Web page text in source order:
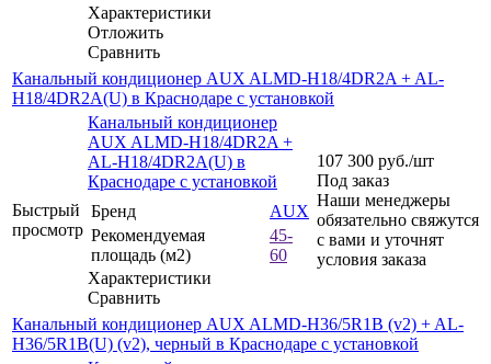
Характеристики
Отложить
Сравнить
Канальный кондиционер AUX ALMD-H18/4DR2A + AL-
H18/4DR2A(U) в Краснодаре с установкой
Быстрый
просмотр
Канальный кондиционер
AUX ALMD-H18/4DR2A +
AL-H18/4DR2A(U) в
Краснодаре с установкой
Бренд
AUX
Рекомендуемая
площадь (м2)
45-
60
Характеристики
Сравнить
107 300 руб./шт
Под заказ
Наши менеджеры
обязательно свяжутся
с вами и уточнят
условия заказа
Канальный кондиционер AUX ALMD-H36/5R1B (v2) + AL-
H36/5R1B(U) (v2), черный в Краснодаре с установкой